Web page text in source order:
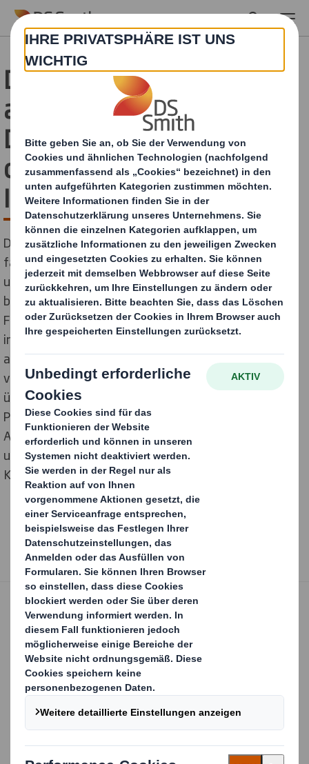
Skip to main content
DS Smith entwickelt
aufmerksamkeitsstarkes
Display für Schokoriegel
des YouTube-Stars und
Influencers „MrBeast“
DS Smith, der führende Anbieter nachhaltiger,
faserbasierter Verpackungen und Displays,
unterstützt seinen Kunden C.M.C The Food Company
bei der Markteinführung der Schokoladenmarke
Feastables des amerikanischen Influencers „MrBeast“
in Deutschland. DS Smith liefert bei dem
aufmerksamkeitsstarken Display alles aus einer Hand:
von der Entwicklung der Konstruktion des Displays,
über die Artwork-Erstellung des Designs bis hin zur
Produktion der fertigen Lösungen in nur wenigen
Arbeitstagen. Damit zeigt das Unternehmen, welchen
umfangreichen Service und Mehrwert es seinen
Kunden bieten kann.